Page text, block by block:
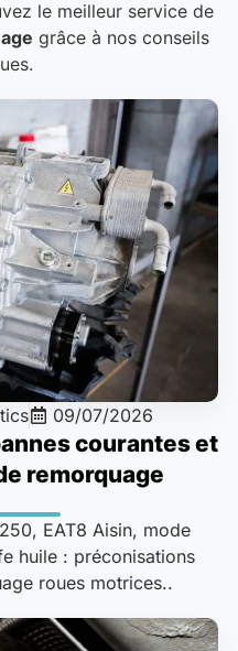
le meilleur service de
grâce à nos conseils
09/07/2026
courantes et
remorquage
EAT8 Aisin, mode
huile : préconisations
roues motrices..